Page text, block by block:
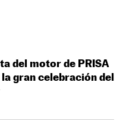
del motor de PRISA
la gran celebración del